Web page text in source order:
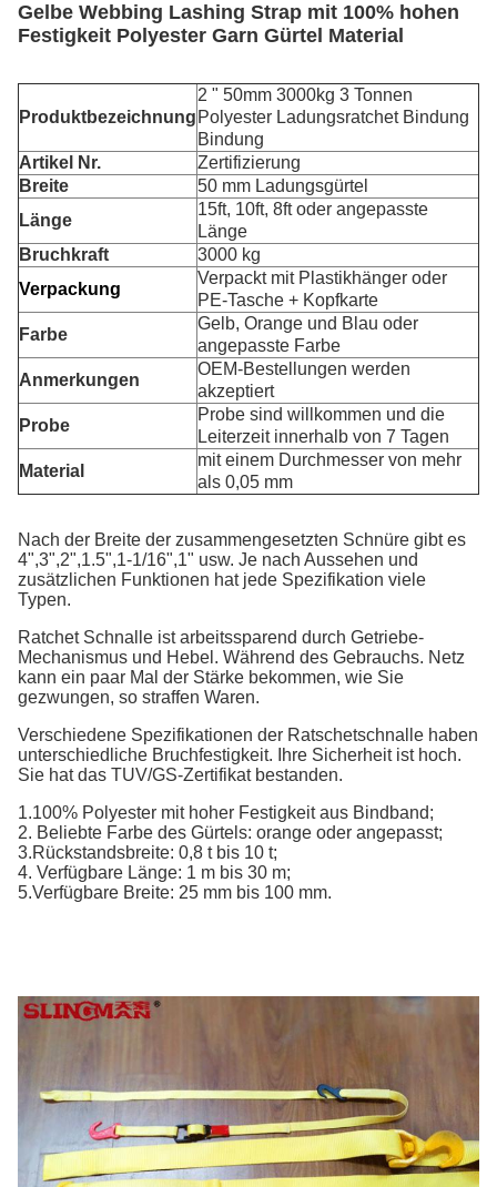
Gelbe Webbing Lashing Strap mit 100% hohen
Festigkeit Polyester Garn Gürtel Material
Produktbezeichnung
2 " 50mm 3000kg 3 Tonnen
Polyester Ladungsratchet Bindung
Bindung
Artikel Nr.
Zertifizierung
Breite
50 mm Ladungsgürtel
Länge
15ft, 10ft, 8ft oder angepasste
Länge
Bruchkraft
3000 kg
Verpackung
Verpackt mit Plastikhänger oder
PE-Tasche + Kopfkarte
Farbe
Gelb, Orange und Blau oder
angepasste Farbe
Anmerkungen
OEM-Bestellungen werden
akzeptiert
Probe
Probe sind willkommen und die
Leiterzeit innerhalb von 7 Tagen
Material
mit einem Durchmesser von mehr
als 0,05 mm
Nach der Breite der zusammengesetzten Schnüre gibt es
4",3",2",1.5",1-1/16",1" usw. Je nach Aussehen und
zusätzlichen Funktionen hat jede Spezifikation viele
Typen.
Ratchet Schnalle ist arbeitssparend durch Getriebe-
Mechanismus und Hebel. Während des Gebrauchs. Netz
kann ein paar Mal der Stärke bekommen, wie Sie
gezwungen, so straffen Waren.
Verschiedene Spezifikationen der Ratschetschnalle haben
unterschiedliche Bruchfestigkeit. Ihre Sicherheit ist hoch.
Sie hat das TUV/GS-Zertifikat bestanden.
1.100% Polyester mit hoher Festigkeit aus Bindband;
2. Beliebte Farbe des Gürtels: orange oder angepasst;
3.Rückstandsbreite: 0,8 t bis 10 t;
4. Verfügbare Länge: 1 m bis 30 m;
5.Verfügbare Breite: 25 mm bis 100 mm.